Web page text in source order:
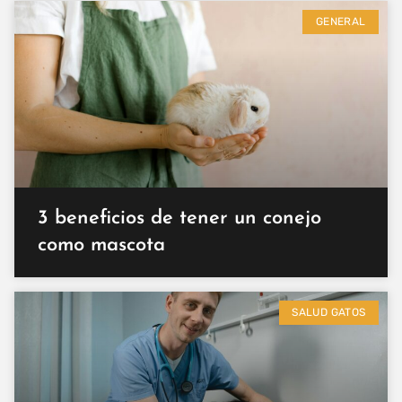
GENERAL
3 beneficios de tener un conejo
como mascota
SALUD GATOS